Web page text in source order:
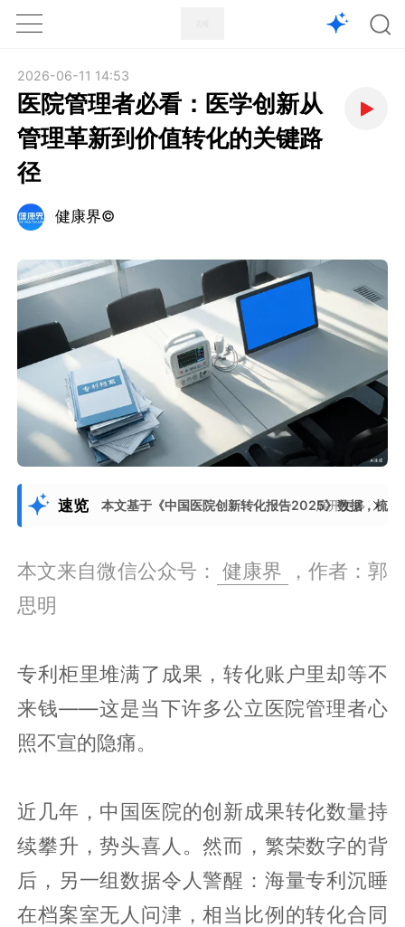
1X
2026-06-11 14:53
医院管理者必看：医学创新从
管理革新到价值转化的关键路
径
健康界©
速览 本文基于《中国医院创新转化报告2025》数据，梳
展开更多
本文来自微信公众号： 健康界
，作者：郭
思明
专利柜里堆满了成果，转化账户里却等不
来钱——这是当下许多公立医院管理者心
照不宣的隐痛。
近几年，中国医院的创新成果转化数量持
续攀升，势头喜人。然而，繁荣数字的背
后，另一组数据令人警醒：海量专利沉睡
在档案室无人问津，相当比例的转化合同